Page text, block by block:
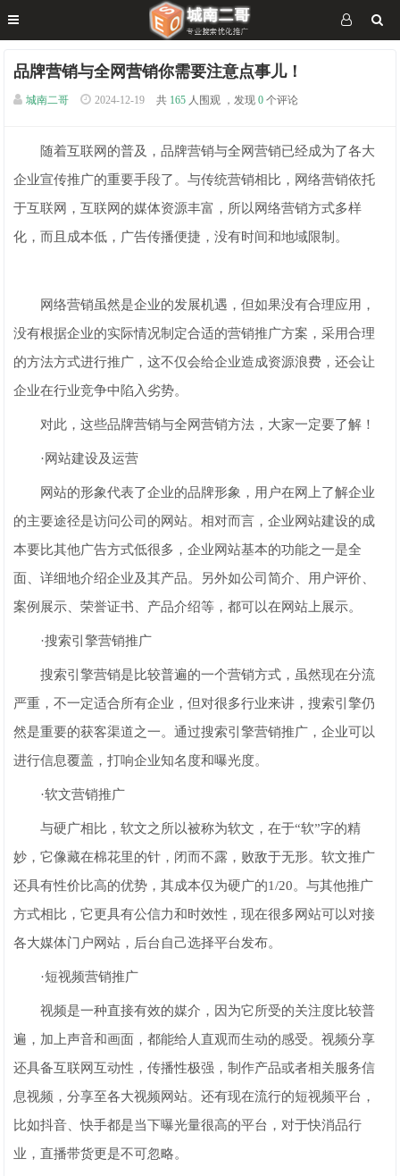
品牌营销与全网营销你需要注意点事儿！
城南二哥 2024-12-19 共 165 人围观 ，发现 0 个评论
随着互联网的普及，品牌营销与全网营销已经成为了各大
企业宣传推广的重要手段了。与传统营销相比，网络营销依托
于互联网，互联网的媒体资源丰富，所以网络营销方式多样
化，而且成本低，广告传播便捷，没有时间和地域限制。
网络营销虽然是企业的发展机遇，但如果没有合理应用，
没有根据企业的实际情况制定合适的营销推广方案，采用合理
的方法方式进行推广，这不仅会给企业造成资源浪费，还会让
企业在行业竞争中陷入劣势。
对此，这些品牌营销与全网营销方法，大家一定要了解！
·网站建设及运营
网站的形象代表了企业的品牌形象，用户在网上了解企业
的主要途径是访问公司的网站。相对而言，企业网站建设的成
本要比其他广告方式低很多，企业网站基本的功能之一是全
面、详细地介绍企业及其产品。另外如公司简介、用户评价、
案例展示、荣誉证书、产品介绍等，都可以在网站上展示。
·搜索引擎营销推广
搜索引擎营销是比较普遍的一个营销方式，虽然现在分流
严重，不一定适合所有企业，但对很多行业来讲，搜索引擎仍
然是重要的获客渠道之一。通过搜索引擎营销推广，企业可以
进行信息覆盖，打响企业知名度和曝光度。
·软文营销推广
与硬广相比，软文之所以被称为软文，在于“软”字的精
妙，它像藏在棉花里的针，闭而不露，败敌于无形。软文推广
还具有性价比高的优势，其成本仅为硬广的1/20。与其他推广
方式相比，它更具有公信力和时效性，现在很多网站可以对接
各大媒体门户网站，后台自己选择平台发布。
·短视频营销推广
视频是一种直接有效的媒介，因为它所受的关注度比较普
遍，加上声音和画面，都能给人直观而生动的感受。视频分享
还具备互联网互动性，传播性极强，制作产品或者相关服务信
息视频，分享至各大视频网站。还有现在流行的短视频平台，
比如抖音、快手都是当下曝光量很高的平台，对于快消品行
业，直播带货更是不可忽略。